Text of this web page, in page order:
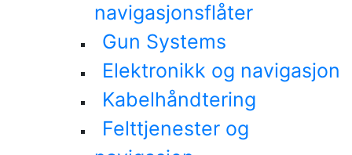
navigasjonsflåter
Gun Systems
Elektronikk og navigasjon
Kabelhåndtering
Felttjenester og